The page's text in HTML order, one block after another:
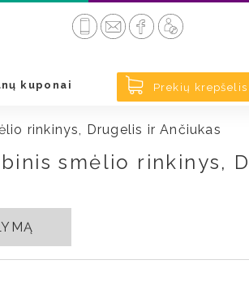
Prekių krepšelis
kuponai
rinkinys, Drugelis ir Ančiukas
smėlio rinkinys,